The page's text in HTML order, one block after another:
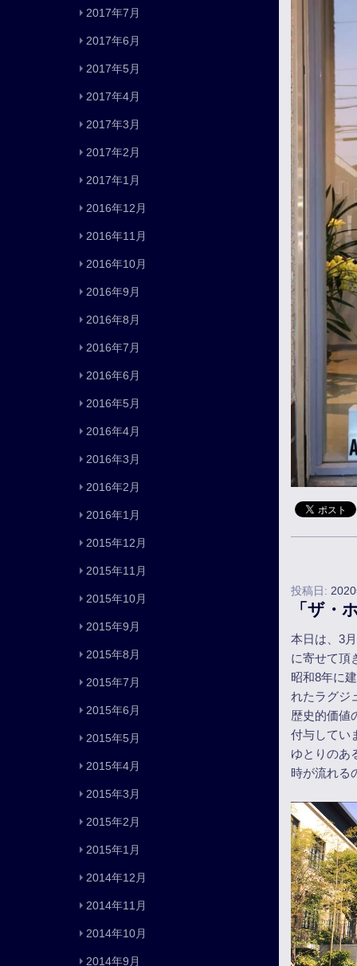
投稿日:
「ザ・
本日は、3
に寄せて頂
昭和8年に
れたラグジ
歴史的価値
付与してい
ゆとりのあ
時が流れる
2017年7月
2017年6月
2017年5月
2017年4月
2017年3月
2017年2月
2017年1月
2016年12月
2016年11月
2016年10月
2016年9月
2016年8月
2016年7月
2016年6月
2016年5月
2016年4月
2016年3月
2016年2月
2016年1月
2015年12月
2015年11月
2015年10月
2015年9月
2015年8月
2015年7月
2015年6月
2015年5月
2015年4月
2015年3月
2015年2月
2015年1月
2014年12月
2014年11月
2014年10月
2014年9月